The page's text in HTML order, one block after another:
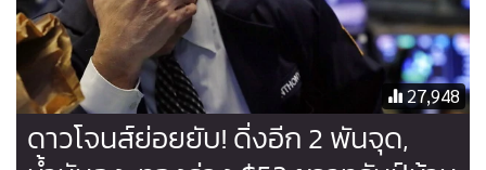
จอร์จ ดับเบิลยู. บุช จากรีพับลิกันเช่นกัน สั่งเติมคลังสำรองทาง
ยุทธศาสตร์ ตามหลังเหตุวินาศกรรม 11 กันยายน 2001
แม้จะปิดบวกได้เล็กน้อย แต่ราคาน้ำมันยังคงทำสถิติเป็นสัปดาห์
ที่ปิดลบหนักหน่วงที่สุดในรอบ 1 ทศวรรษ พังครืนลงสู่ราวๆ 30
27,948
ดาวโจนส์ย่อยยับ! ดิ่งอีก 2 พันจุด,